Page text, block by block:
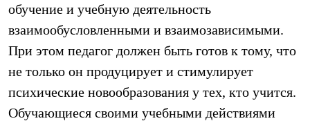
обучение и учебную деятельность
взаимообусловленными и взаимозависимыми.
При этом педагог должен быть готов к тому, что
не только он продуцирует и стимулирует
психические новообразования у тех, кто учится.
Обучающиеся своими учебными действиями